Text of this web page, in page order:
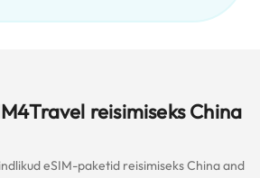
reisimiseks China
eSIM-paketid reisimiseks China and